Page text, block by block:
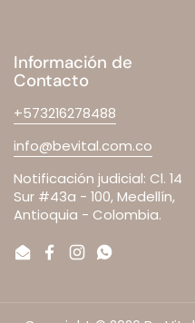
Información de
Contacto
+573216278488
info@bevital.com.co
Notificación judicial: Cl. 14
Sur #43a - 100, Medellín,
Antioquia - Colombia.
EmailFacebook
Instagram
WhatsApp